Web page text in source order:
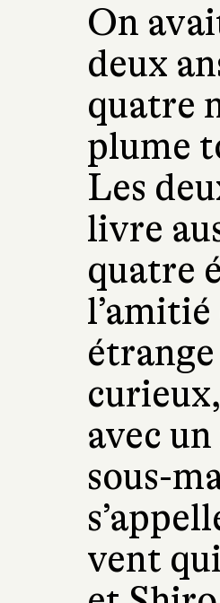
On
deux
quatre
plume
Les
livre
quatre
avec
sous-
vent